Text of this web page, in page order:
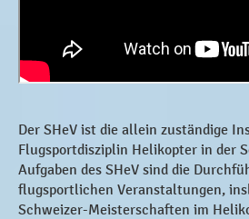
Der SHeV ist die allein zuständige
Flugsportdisziplin Helikopter in der
Aufgaben des SHeV sind die
flugsportlichen Veranstaltungen,
Schweizer-Meisterschaften im